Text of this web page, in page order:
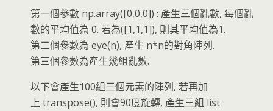
第一個參數 np.array([0,0,0]) : 產生三個亂數, 每個亂
數的平均值為 0. 若為([1,1,1]), 則其平均值為1.
第二個參數為 eye(n), 產生 n*n的對角陣列.
第三個參數為產生幾組亂數.
以下會產生100組三個元素的陣列, 若再加
上 transpose(), 則會90度旋轉, 產生三組 list